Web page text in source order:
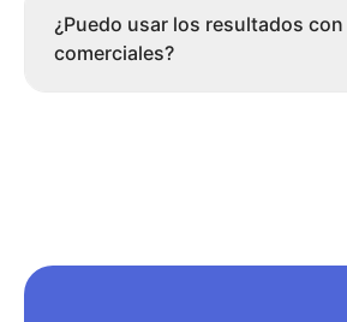
¿Puedo usar los resultados
comerciales?